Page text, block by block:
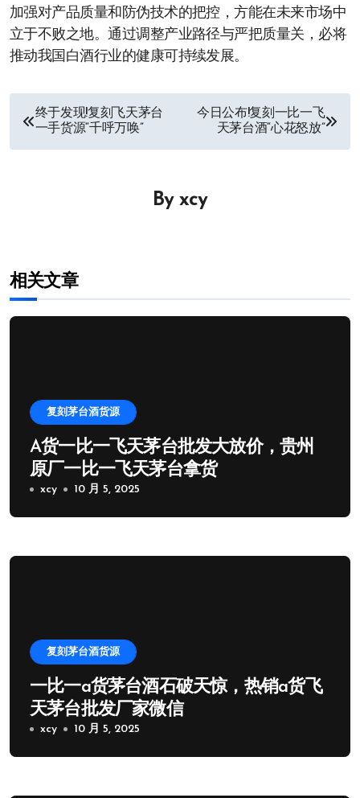
加强对产品质量和防伪技术的把控，方能在未来市场中
立于不败之地。通过调整产业路径与严把质量关，必将
推动我国白酒行业的健康可持续发展。
文
章
终于发现!复刻飞天茅台
一手货源“千呼万唤”
今日公布!复刻一比一飞
天茅台酒“心花怒放”
By xcy
相关文章
复刻茅台酒货源
A货一比一飞天茅台批发大放价，贵州
原厂一比一飞天茅台拿货
xcy 10 月 5, 2025
复刻茅台酒货源
一比一a货茅台酒石破天惊，热销a货飞
天茅台批发厂家微信
xcy 10 月 5, 2025